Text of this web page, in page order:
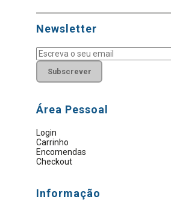
Newsletter
Subscrever
Área Pessoal
Login
Carrinho
Encomendas
Checkout
Informação